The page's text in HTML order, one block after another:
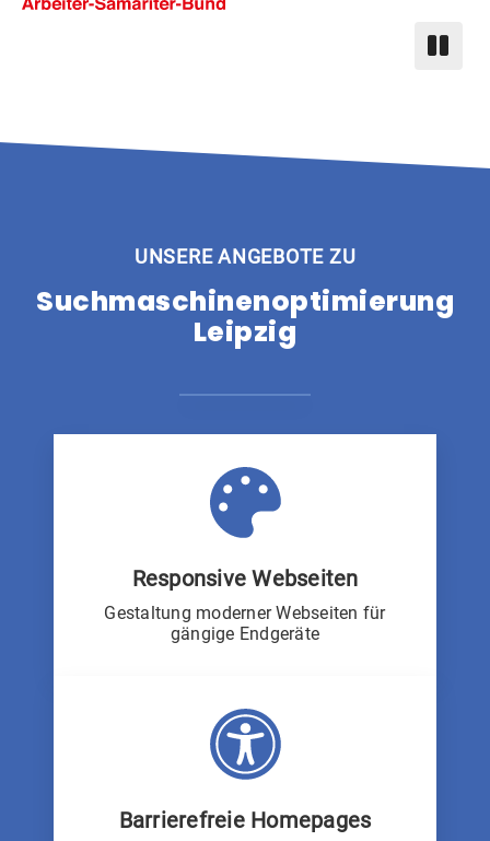
UNSERE ANGEBOTE ZU
Suchmaschinenoptimierung
Leipzig
Responsive Webseiten
Gestaltung moderner Webseiten für
gängige Endgeräte
Barrierefreie Homepages